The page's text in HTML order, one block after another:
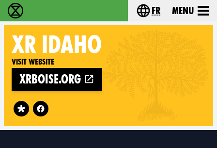
Extinction Rebellion - Home Choisissez votre
fr Menu
XR IDAHO
Visit website
xrboise.org
Follow XR Idaho on